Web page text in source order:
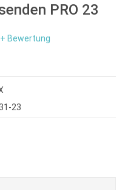
PRO 23
+ Bewertung
23